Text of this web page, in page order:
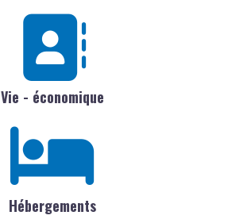
Vie - économique
Hébergements